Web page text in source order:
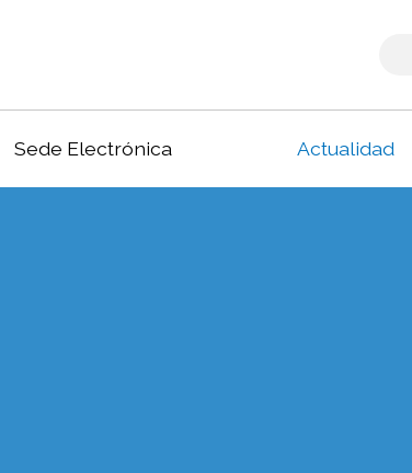
Sede Electrónica Actualidad